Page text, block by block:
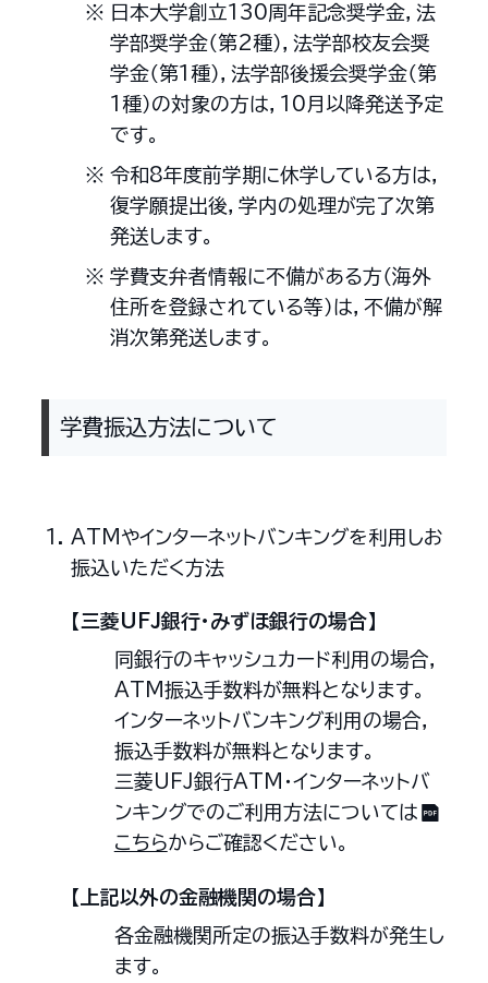
日本大学創立130周年記念奨学金，法
学部奨学金（第2種），法学部校友会奨
学金（第1種），法学部後援会奨学金（第
1種）の対象の方は，10月以降発送予定
です。
令和8年度前学期に休学している方は，
復学願提出後，学内の処理が完了次第
発送します。
学費支弁者情報に不備がある方（海外
住所を登録されている等）は，不備が解
消次第発送します。
学費振込方法について
ATMやインターネットバンキングを利用しお
振込いただく方法
【三菱UFJ銀行・みずほ銀行の場合】
同銀行のキャッシュカード利用の場合，
ATM振込手数料が無料となります。
インターネットバンキング利用の場合，
振込手数料が無料となります。
三菱UFJ銀行ATM・インターネットバ
ンキングでのご利用方法については
こちらからご確認ください。
【上記以外の金融機関の場合】
各金融機関所定の振込手数料が発生し
ます。